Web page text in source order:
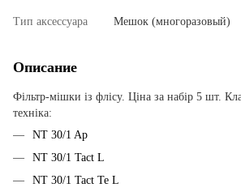
Тип аксессуара Мешок (многоразовый)
Описание
Фільтр-мішки із флісу. Ціна за набір 5 шт.
техніка:
NT 30/1 Ap
NT 30/1 Tact L
NT 30/1 Tact Te L